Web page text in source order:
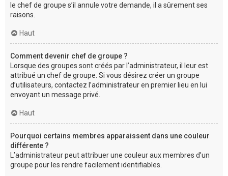
le chef de groupe s’il annule votre demande, il a sûrement ses
raisons.
Haut
Comment devenir chef de groupe ?
Lorsque des groupes sont créés par l’administrateur, il leur est
attribué un chef de groupe. Si vous désirez créer un groupe
d’utilisateurs, contactez l’administrateur en premier lieu en lui
envoyant un message privé.
Haut
Pourquoi certains membres apparaissent dans une couleur
différente ?
L’administrateur peut attribuer une couleur aux membres d’un
groupe pour les rendre facilement identifiables.